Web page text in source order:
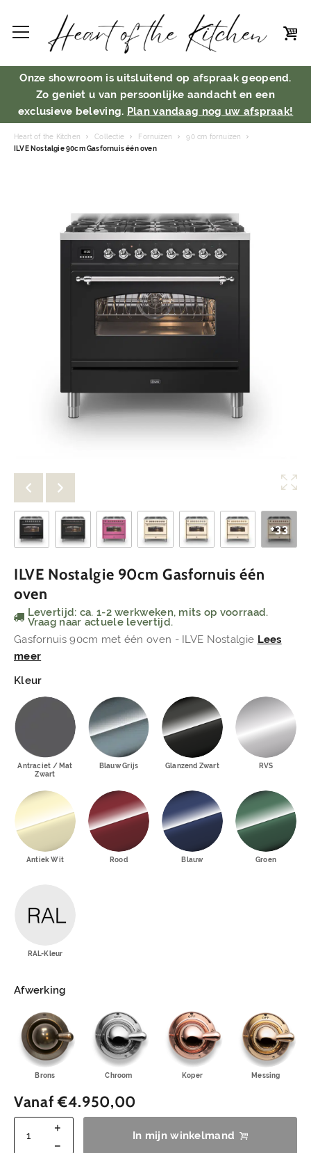
Onze showroom is uitsluitend op afspraak geopend.
Zo geniet u van persoonlijke aandacht en een
exclusieve beleving. Plan vandaag nog uw afspraak!
Heart of the Kitchen Collectie Fornuizen
90 cm fornuizen
ILVE Nostalgie 90cm Gasfornuis één oven
+33
ILVE Nostalgie 90cm Gasfornuis één
oven
Levertijd: ca. 1-2 werkweken, mits op voorraad.
Vraag naar actuele levertijd.
Gasfornuis 90cm met één oven - ILVE Nostalgie Lees
meer
Kleur
Antraciet / Mat
Zwart
Blauw Grijs Glanzend Zwart RVS
Antiek Wit Rood Blauw Groen
RAL-Kleur
Afwerking
Brons Chroom Koper Messing
Vanaf€4.950,00
In mijn winkelmand